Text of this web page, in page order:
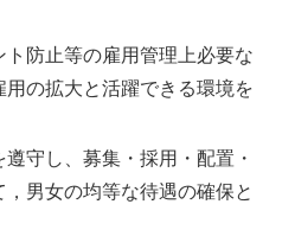
防止等の雇用管理上必要な
の拡大と活躍できる環境を
守し、募集・採用・配置・
男女の均等な待遇の確保と